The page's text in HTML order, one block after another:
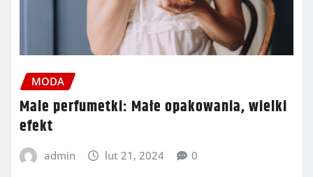
MODA
Male perfumetki: Małe opakowania, wielki
efekt
admin lut 21, 2024 0